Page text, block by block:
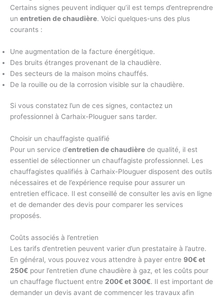
Certains signes peuvent indiquer qu’il est temps d’entreprendre
un entretien de chaudière. Voici quelques-uns des plus
courants :
Une augmentation de la facture énergétique.
Des bruits étranges provenant de la chaudière.
Des secteurs de la maison moins chauffés.
De la rouille ou de la corrosion visible sur la chaudière.
Si vous constatez l’un de ces signes, contactez un
professionnel à Carhaix-Plouguer sans tarder.
Choisir un chauffagiste qualifié
Pour un service d’entretien de chaudière de qualité, il est
essentiel de sélectionner un chauffagiste professionnel. Les
chauffagistes qualifiés à Carhaix-Plouguer disposent des outils
nécessaires et de l’expérience requise pour assurer un
entretien efficace. Il est conseillé de consulter les avis en ligne
et de demander des devis pour comparer les services
proposés.
Coûts associés à l’entretien
Les tarifs d’entretien peuvent varier d’un prestataire à l’autre.
En général, vous pouvez vous attendre à payer entre 90€ et
250€ pour l’entretien d’une chaudière à gaz, et les coûts pour
un chauffage fluctuent entre 200€ et 300€. Il est important de
demander un devis avant de commencer les travaux afin